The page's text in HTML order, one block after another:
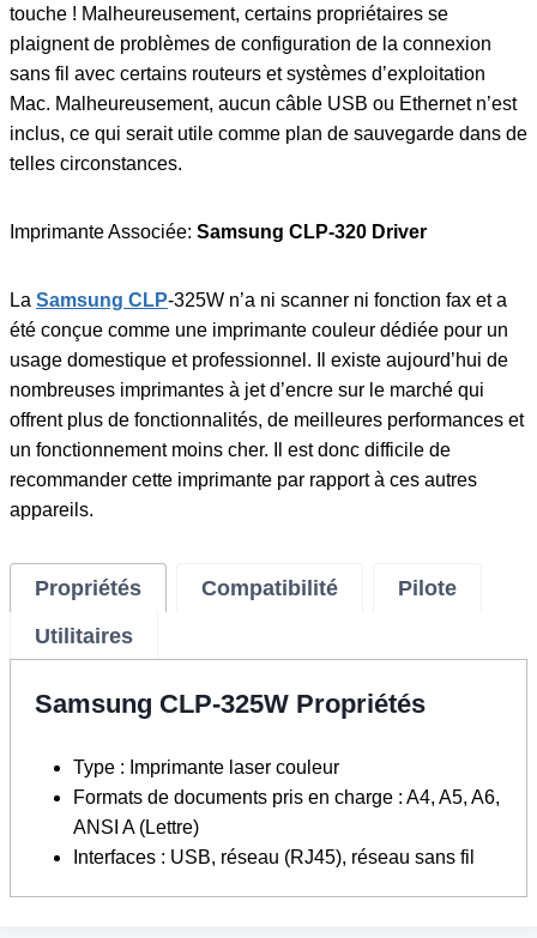
touche ! Malheureusement, certains propriétaires se
plaignent de problèmes de configuration de la connexion
sans fil avec certains routeurs et systèmes d’exploitation
Mac. Malheureusement, aucun câble USB ou Ethernet n’est
inclus, ce qui serait utile comme plan de sauvegarde dans de
telles circonstances.
Imprimante Associée: Samsung CLP-320 Driver
La Samsung CLP-325W n’a ni scanner ni fonction fax et a
été conçue comme une imprimante couleur dédiée pour un
usage domestique et professionnel. Il existe aujourd’hui de
nombreuses imprimantes à jet d’encre sur le marché qui
offrent plus de fonctionnalités, de meilleures performances et
un fonctionnement moins cher. Il est donc difficile de
recommander cette imprimante par rapport à ces autres
appareils.
Propriétés Compatibilité
Pilote
Utilitaires
Samsung CLP-325W Propriétés
Type : Imprimante laser couleur
Formats de documents pris en charge : A4, A5, A6,
ANSI A (Lettre)
Interfaces : USB, réseau (RJ45), réseau sans fil